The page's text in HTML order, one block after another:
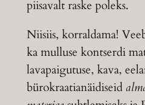
piisavalt raske poleks.
Niisiis, korraldama!
ka mulluse kontserdi
lavapaigutuse, kava,
bürokraatianäidiseid